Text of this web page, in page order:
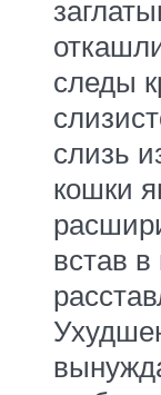
следы
слизь
кошки
встав